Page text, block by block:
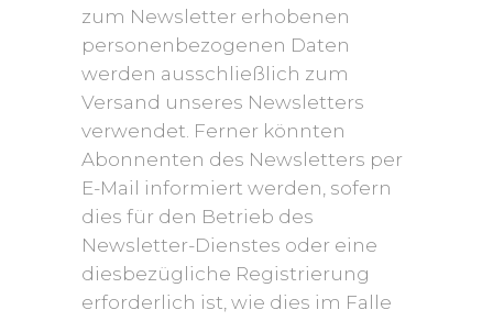
zum Newsletter erhobenen
personenbezogenen Daten
werden ausschließlich zum
Versand unseres Newsletters
verwendet. Ferner könnten
Abonnenten des Newsletters per
E-Mail informiert werden, sofern
dies für den Betrieb des
Newsletter-Dienstes oder eine
diesbezügliche Registrierung
erforderlich ist, wie dies im Falle